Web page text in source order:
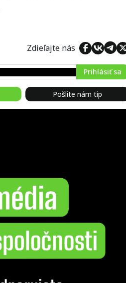
Zdieľajte nás
Prihlásiť sa
Pošlite nám tip